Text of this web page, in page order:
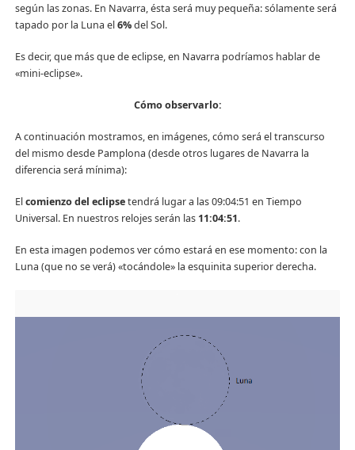
según las zonas. En Navarra, ésta será muy pequeña: sólamente será
tapado por la Luna el6%del Sol.
Es decir, que más que de eclipse, en Navarra podríamos hablar de
«mini-eclipse».
Cómo observarlo:
A continuación mostramos, en imágenes, cómo será el transcurso
del mismo desde Pamplona (desde otros lugares de Navarra la
diferencia será mínima):
Elcomienzo del eclipsetendrá lugar a las 09:04:51 en Tiempo
Universal. En nuestros relojes serán las 11:04:51.
En esta imagen podemos ver cómo estará en ese momento: con la
Luna (que no se verá) «tocándole» la esquinita superior derecha.